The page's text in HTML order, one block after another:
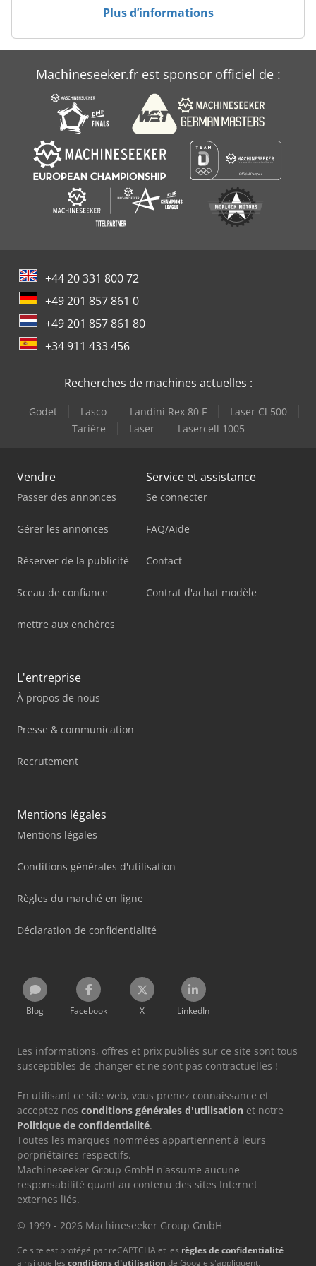
Plus d’informations
Machineseeker.fr est sponsor officiel de :
+44 20 331 800 72
+49 201 857 861 0
+49 201 857 861 80
+34 911 433 456
Recherches de machines actuelles :
Godet Lasco Landini Rex 80 F
Laser Cl 500
Tarière
Laser Lasercell 1005
Vendre
Passer des annonces
Gérer les annonces
Réserver de la publicité
Sceau de confiance
mettre aux enchères
Service et assistance
Se connecter
FAQ/Aide
Contact
Contrat d'achat modèle
L'entreprise
À propos de nous
Presse & communication
Recrutement
Mentions légales
Mentions légales
Conditions générales d'utilisation
Règles du marché en ligne
Déclaration de confidentialité
Blog Facebook X LinkedIn
Les informations, offres et prix publiés sur ce site sont tous
susceptibles de changer et ne sont pas contractuelles !
En utilisant ce site web, vous prenez connaissance et
acceptez nos conditions générales d'utilisation et notre
Politique de confidentialité.
Toutes les marques nommées appartiennent à leurs
porpriétaires respectifs.
Machineseeker Group GmbH n'assume aucune
responsabilité quant au contenu des sites Internet
externes liés.
© 1999 - 2026 Machineseeker Group GmbH
Ce site est protégé par reCAPTCHA et les règles de confidentialité
ainsi que les conditions d'utilisation de Google s'appliquent.